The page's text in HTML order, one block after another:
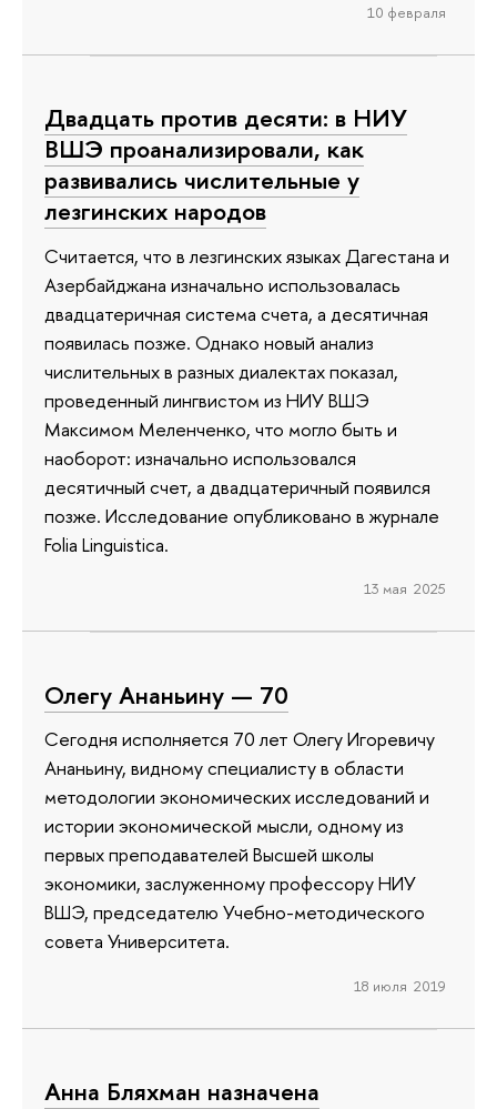
10 февраля
Двадцать против десяти: в НИУ
ВШЭ проанализировали, как
развивались числительные у
лезгинских народов
Считается, что в лезгинских языках Дагестана и
Азербайджана изначально использовалась
двадцатеричная система счета, а десятичная
появилась позже. Однако новый анализ
числительных в разных диалектах показал,
проведенный лингвистом из НИУ ВШЭ
Максимом Меленченко, что могло быть и
наоборот: изначально использовался
десятичный счет, а двадцатеричный появился
позже. Исследование опубликовано в журнале
Folia Linguistica.
13 мая 2025
Олегу Ананьину — 70
Сегодня исполняется 70 лет Олегу Игоревичу
Ананьину, видному специалисту в области
методологии экономических исследований и
истории экономической мысли, одному из
первых преподавателей Высшей школы
экономики, заслуженному профессору НИУ
ВШЭ, председателю Учебно-методического
совета Университета.
18 июля 2019
Анна Бляхман назначена